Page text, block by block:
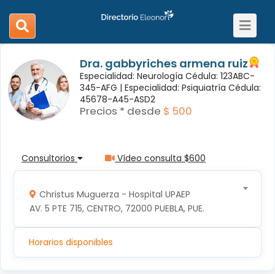
search
navigation
Toggle
Dra. gabbyriches armena ruiz
Especialidad: Neurología Cédula: 123ABC-
345-AFG | Especialidad: Psiquiatría Cédula:
45678-A45-ASD2
Precios * desde $ 500
Consultorios Vídeo consulta $600
Christus Muguerza - Hospital UPAEP
AV. 5 PTE 715, CENTRO, 72000 PUEBLA, PUE.
Horarios disponibles